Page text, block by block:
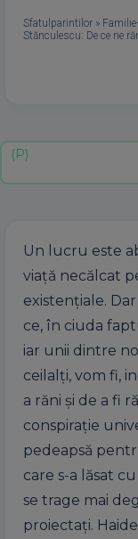
Sfatulparintilor »
Stănculescu: De ce ne
Un lucru este
viață necălcat
existențiale.
ce, în ciuda
iar unii dintre
ceilalți, vom fi,
a răni și de a fi
conspirație
pedeapsă
care s-a lăsat
se trage mai
proiectați.